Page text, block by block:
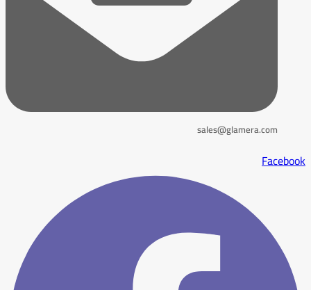
sales@glamera.com
Facebook